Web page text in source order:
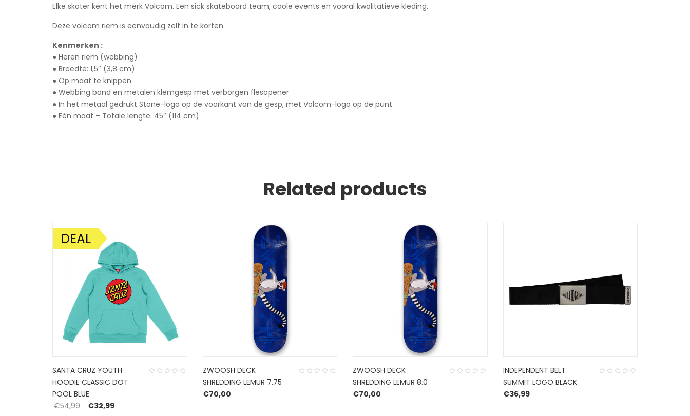
Elke skater kent het merk Volcom. Een sick skateboard team, coole events en vooral kwalitatieve kleding.
Deze volcom riem is eenvoudig zelf in te korten.
Kenmerken :
● Heren riem (webbing)
● Breedte: 1,5″ (3,8 cm)
● Op maat te knippen
● Webbing band en metalen klemgesp met verborgen flesopener
● In het metaal gedrukt Stone-logo op de voorkant van de gesp, met Volcom-logo op de punt
● Eén maat – Totale lengte: 45″ (114 cm)
Related products
AANBIEDING!
DEAL
SANTA CRUZ YOUTH
HOODIE CLASSIC DOT
POOL BLUE
€54,99 Oorspronkelijke prijs was: €54,99.
€32,99
ZWOOSH DECK
SHREDDING LEMUR 7.75
€70,00
ZWOOSH DECK
SHREDDING LEMUR 8.0
€70,00
INDEPENDENT BELT
SUMMIT LOGO BLACK
€36,99